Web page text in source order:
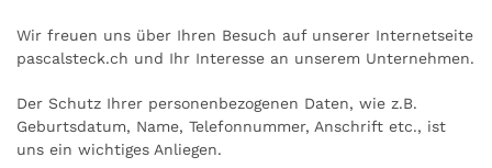
Wir freuen uns über Ihren Besuch auf unserer Internetseite
pascalsteck.ch und Ihr Interesse an unserem Unternehmen.
Der Schutz Ihrer personenbezogenen Daten, wie z.B.
Geburtsdatum, Name, Telefonnummer, Anschrift etc., ist
uns ein wichtiges Anliegen.